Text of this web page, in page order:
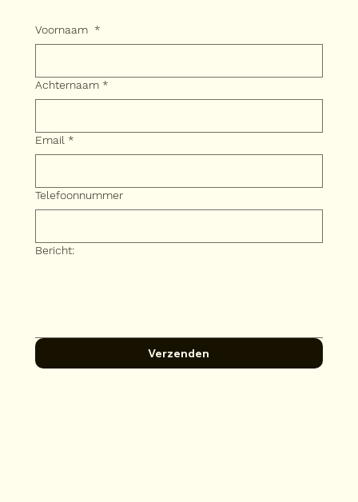
Voornaam *
Achternaam *
Email *
Telefoonnummer
Bericht:
Verzenden